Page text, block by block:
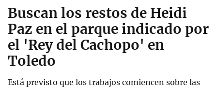
Buscan los restos de Heidi
Paz en el parque indicado por
el 'Rey del Cachopo' en
Toledo
Está previsto que los trabajos comiencen sobre las